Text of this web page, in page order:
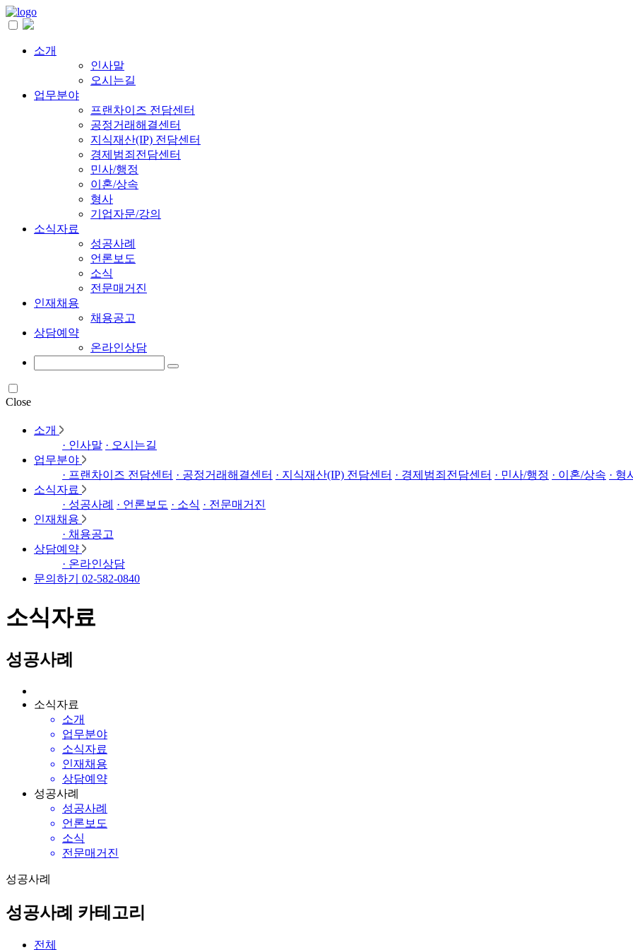
소개
인사말
오시는길
업무분야
프랜차이즈 전담센터
공정거래해결센터
지식재산(IP) 전담센터
경제범죄전담센터
민사/행정
이혼/상속
형사
기업자문/강의
소식자료
성공사례
언론보도
소식
전문매거진
인재채용
채용공고
상담예약
온라인상담
Close
소개
· 인사말 · 오시는길
업무분야
· 프랜차이즈 전담센터 · 공정거래해결센터 · 지식재산(IP) 전담센터 · 경제범죄전담센터 · 민사/행정 · 이혼/상속 · 형
소식자료
· 성공사례 · 언론보도 · 소식 · 전문매거진
인재채용
· 채용공고
상담예약
· 온라인상담
문의하기 02-582-0840
소식자료
성공사례
소식자료
소개
업무분야
소식자료
인재채용
상담예약
성공사례
성공사례
언론보도
소식
전문매거진
성공사례
성공사례 카테고리
전체